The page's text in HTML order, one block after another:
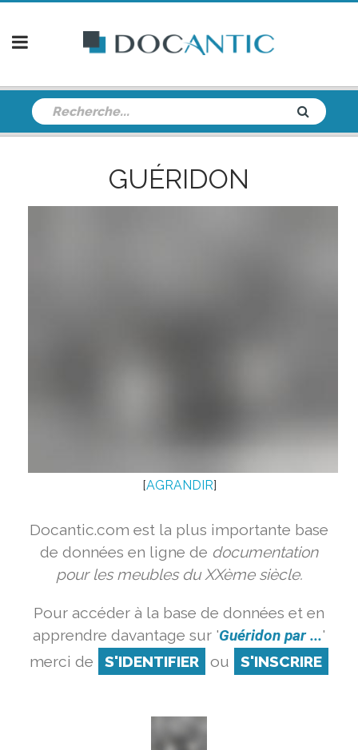
GUÉRIDON
[AGRANDIR]
Docantic.com est la plus importante base
de données en ligne de documentation
pour les meubles du XXème siècle.
Pour accéder à la base de données et en
apprendre davantage sur 'Guéridon par ...'
merci de
S'IDENTIFIER ou S'INSCRIRE